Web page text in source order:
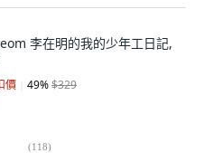
李在明的我的少年工日記,
價 49%$329
(118)